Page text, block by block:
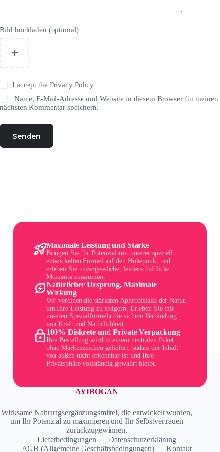
Bild hochladen (optional)
I accept thePrivacy Policy
Name, E-Mail-Adresse und Website in diesem Browser für meinen
nächsten Kommentar speichern.
Senden
Maximale Leistung und Stärke
Bringen Sie Ihr Potenzial mit unserer speziell
entwickelten Formel auf den Höhepunkt und
erleben Sie unvergessliche, leidenschaftliche
Momente zusammen.
Natürlicher Ursprung, Maximale
Wirkung
Wir vereinen die stärksten Aphrodisiaka der Natur,
um Ihre Leistung zu steigern. Erleben Sie mit
unseren Spezialformeln die sichere Verbindung
von Kraft und Natürlichkeit.
100% Diskrete und Private Verpackung
Ihre Bestellung wird in einem neutralen Paket
ohne Markenzeichen geliefert, sodass der Inhalt
von außen nicht erkennbar ist und Ihre
Privatsphäre vollständig gewahrt bleibt.
AYIBOGAN
Wirksame Nahrungsergänzungsmittel, die entwickelt wurden,
um Ihr Potenzial zu maximieren und Ihr Selbstvertrauen
zurückzugewinnen.
Lieferbedingungen
Datenschutzerklärung
AGB (Allgemeine Geschäftsbedingungen)
Kontakt